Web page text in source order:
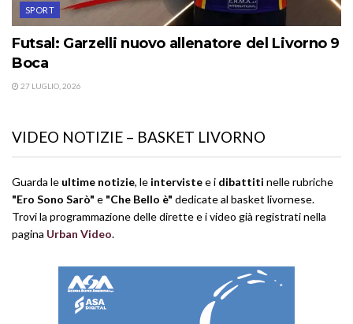
SPORT
Futsal: Garzelli nuovo allenatore del Livorno 9
Boca
27 LUGLIO, 2026
VIDEO NOTIZIE – BASKET LIVORNO
Guarda le ultime notizie, le intervistee i dibattiti nelle rubriche
"Ero Sono Sarò" e "Che Bello è" dedicate al basket livornese.
Trovi la programmazione delle dirette e i video già registrati nella
pagina Urban Video.